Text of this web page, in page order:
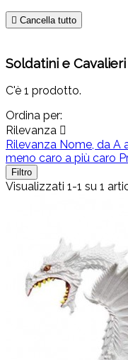
 Cancella tutto
Soldatini e Cavalieri
C'è 1 prodotto.
Ordina per:
Rilevanza 
Rilevanza Nome, da A
meno caro a più caro
Filtro
Visualizzati 1-1 su 1